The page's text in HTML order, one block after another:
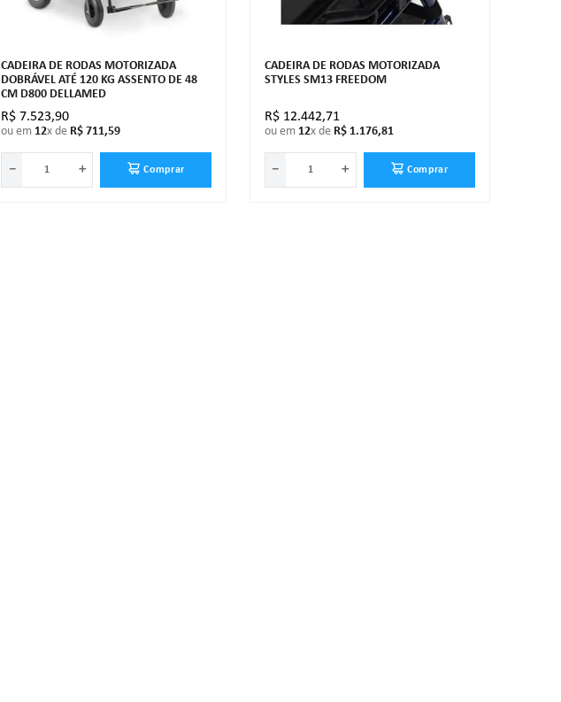
CADEIRA DE RODAS MOTORIZADA
DOBRÁVEL ATÉ 120 KG ASSENTO DE 48
CM D800 DELLAMED
R$ 7.523,90
ou em 12x de R$ 711,59
＋
－ Comprar
CADEIRA DE RODAS MOTORIZADA
STYLES SM13 FREEDOM
R$ 12.442,71
ou em 12x de R$ 1.176,81
＋
－ Comprar